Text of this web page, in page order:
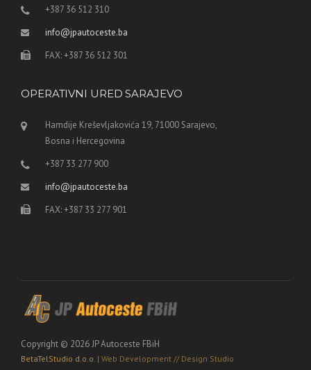
+387 36 512 310
info@jpautoceste.ba
FAX: +387 36 512 301
OPERATIVNI URED SARAJEVO
Hamdije Kreševljakovića 19, 71000 Sarajevo,
Bosna i Hercegovina
+387 33 277 900
info@jpautoceste.ba
FAX: +387 33 277 901
Copyright © 2026 JP Autoceste FBiH
BetaTelStudio d.o.o. | Web Development // Design Studio